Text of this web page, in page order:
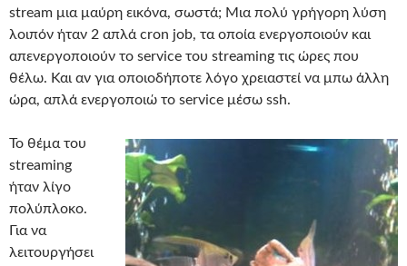
stream μια μαύρη εικόνα, σωστά; Μια πολύ γρήγορη λύση
λοιπόν ήταν 2 απλά cron job, τα οποία ενεργοποιούν και
απενεργοποιούν το service του streaming τις ώρες που
θέλω. Και αν για οποιοδήποτε λόγο χρειαστεί να μπω άλλη
ώρα, απλά ενεργοποιώ το service μέσω ssh.
Το θέμα του
streaming
ήταν λίγο
πολύπλοκο.
Για να
λειτουργήσει